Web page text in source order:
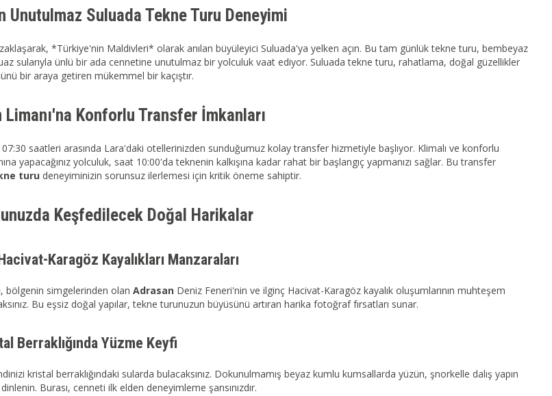
Unutulmaz Suluada Tekne Turu Deneyimi
*Türkiye'nin Maldivleri* olarak anılan büyüleyici Suluada'ya yelken açın. Bu tam günlük tekne turu, bembeyaz
sularıyla ünlü bir ada cennetine unutulmaz bir yolculuk vaat ediyor. Suluada tekne turu, rahatlama, doğal güzellikler
bir araya getiren mükemmel bir kaçıştır.
Limanı'na Konforlu Transfer İmkanları
saatleri arasında Lara'daki otellerinizden sunduğumuz kolay transfer hizmetiyle başlıyor. Klimalı ve konforlu
yapacağınız yolculuk, saat 10:00'da teknenin kalkışına kadar rahat bir başlangıç yapmanızı sağlar. Bu transfer
turu deneyiminizin sorunsuz ilerlemesi için kritik öneme sahiptir.
Keşfedilecek Doğal Harikalar
Karagöz Kayalıkları Manzaraları
bölgenin simgelerinden olan Adrasan Deniz Feneri'nin ve ilginç Hacivat-Karagöz kayalık oluşumlarının muhteşem
Bu eşsiz doğal yapılar, tekne turunuzun büyüsünü artıran harika fotoğraf fırsatları sunar.
Berraklığında Yüzme Keyfi
kristal berraklığındaki sularda bulacaksınız. Dokunulmamış beyaz kumlu kumsallarda yüzün, şnorkelle dalış yapın
Burası, cenneti ilk elden deneyimleme şansınızdır.